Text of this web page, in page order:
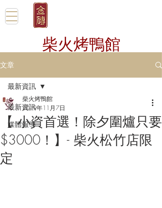
柴火烤鴨館
文章
最新資訊
媒體報導
最新資訊
【 小資首選！除夕圍爐只要
$3000！】- 柴火松竹店限
定
柴火烤鴨館
2019年11月7日